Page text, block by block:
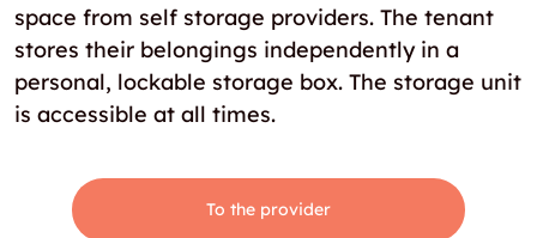
space from self storage providers. The tenant
stores their belongings independently in a
personal, lockable storage box. The storage unit
is accessible at all times.
To the provider